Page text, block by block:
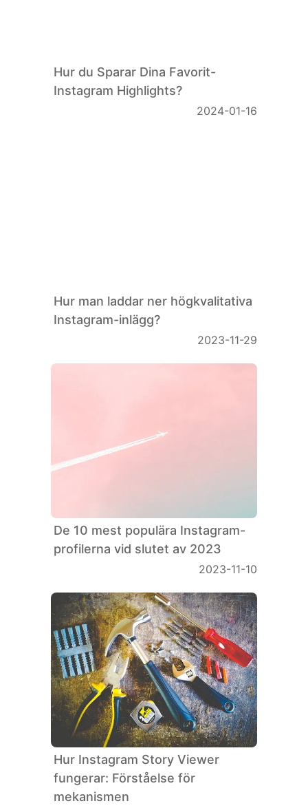
Hur du Sparar Dina Favorit-
Instagram Highlights?
2024-01-16
Hur man laddar ner högkvalitativa
Instagram-inlägg?
2023-11-29
De 10 mest populära Instagram-
profilerna vid slutet av 2023
2023-11-10
Hur Instagram Story Viewer
fungerar: Förståelse för
mekanismen